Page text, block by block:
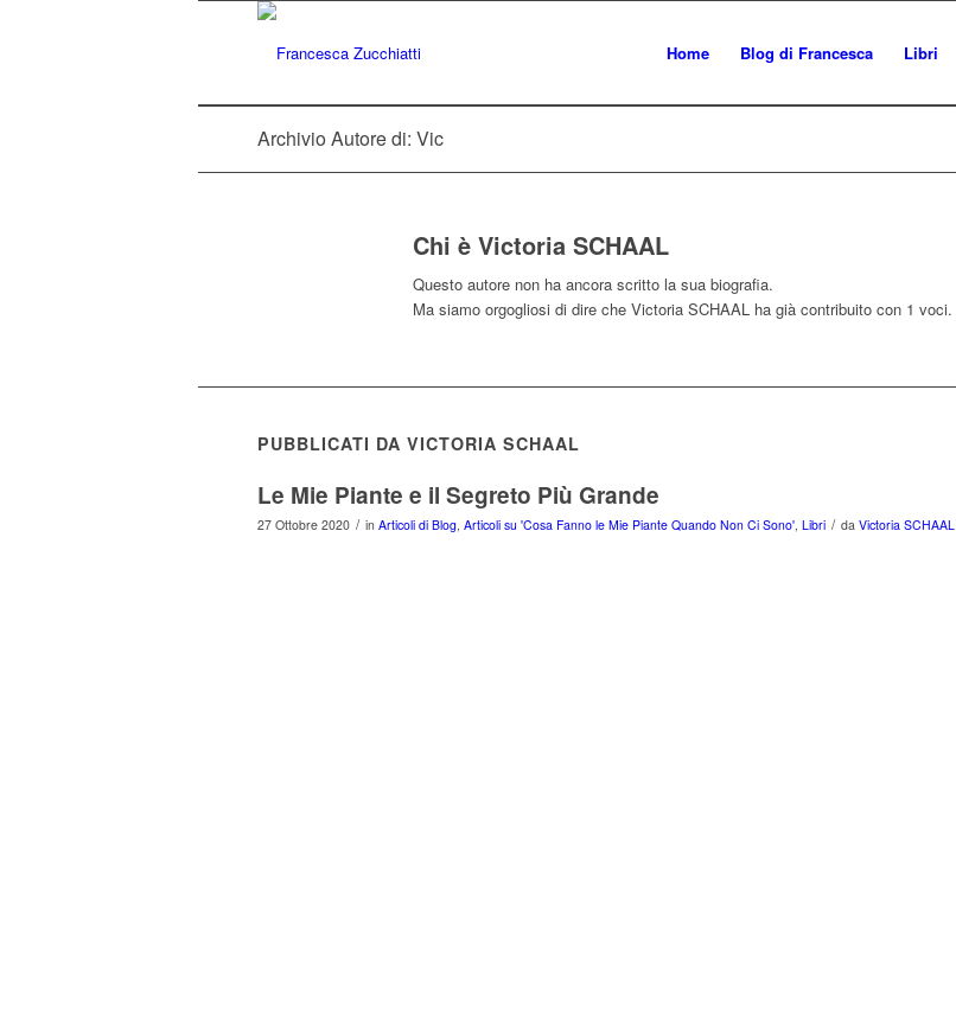
Home Blog di Francesca Libri
Archivio Autore di: Vic
Chi è Victoria SCHAAL
Questo autore non ha ancora scritto la sua biografia.
Ma siamo orgogliosi di dire che Victoria SCHAAL ha già contribuito con 1 voci.
PUBBLICATI DA VICTORIA SCHAAL
Le Mie Piante e il Segreto Più Grande
27 Ottobre 2020 / in Articoli di Blog, Articoli su 'Cosa Fanno le Mie Piante Quando Non Ci Sono', Libri / da Victoria SCHAAL